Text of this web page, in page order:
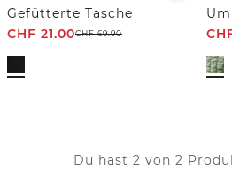
Gefütterte Tasche
CHF 21.00CHF69.90
Du hast 2 von 2